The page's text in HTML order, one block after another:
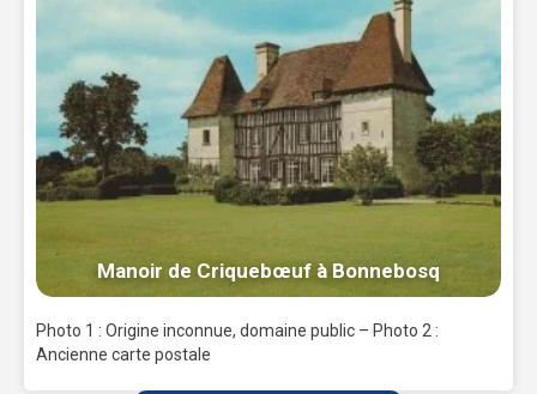
Manoir de Criquebœuf à Bonnebosq
Photo 1 : Origine inconnue, domaine public – Photo 2 :
Ancienne carte postale